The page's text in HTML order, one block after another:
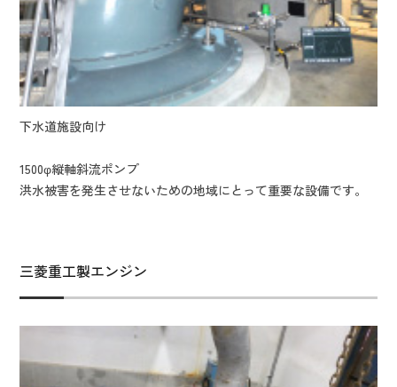
下水道施設向け
1500φ縦軸斜流ポンプ
洪水被害を発生させないための地域にとって重要な設備です。
三菱重工製エンジン